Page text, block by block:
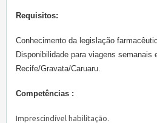
Requisitos:
Conhecimento da legislação
Disponibilidade para viagens semanais
Recife/Gravata/Caruaru.
Competências :
Imprescindível habilitação.